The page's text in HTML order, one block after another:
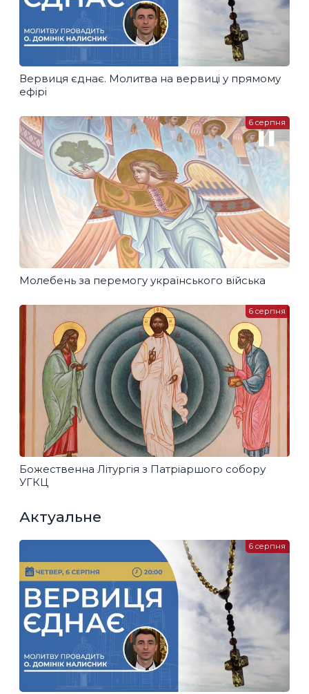
Вервиця єднає. Молитва на вервиці у прямому
ефірі
Молебень за перемогу українського війська
6 серпня
Божественна Літургія з Патріаршого собору
УГКЦ
6 серпня
Актуальне
6 серпня